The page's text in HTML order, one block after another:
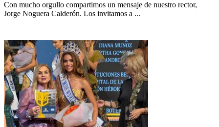
Con mucho orgullo compartimos un mensaje de nuestro rector,
Jorge Noguera Calderón. Los invitamos a ...